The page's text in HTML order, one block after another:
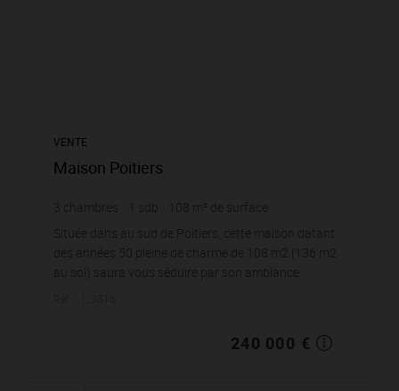
VENTE
Maison Poitiers
3 chambres sdb 108 m² de surface
Située dans au sud de Poitiers, cette maison datant
des années 50 pleine de charme de 108 m2 (136 m2
au sol) saura vous séduire par son ambiance
240 000 €